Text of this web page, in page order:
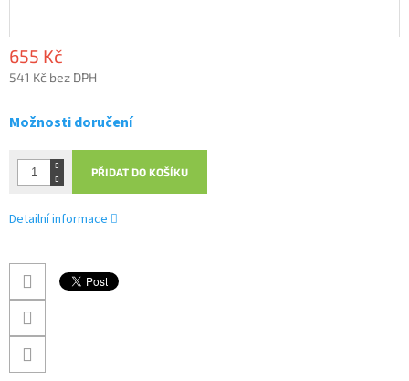
655 Kč
541 Kč bez DPH
cena:
Možnosti doručení
PŘIDAT DO KOŠÍKU
Detailní informace